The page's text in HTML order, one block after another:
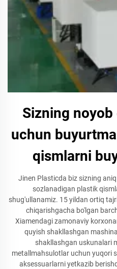
Sizning
uchun
qismlarni
Jinen Plasticda biz sizning
sozlanadigan plastik
shug'ullanamiz. 15 yildan ortiq
chiqarishgacha bo'lgan
Xiamendagi zamonaviy
quyish shakllashgan
shakllashgan uskunalari
metallmahsulotlar uchun yuqori
aksessuarlarni yetkazib